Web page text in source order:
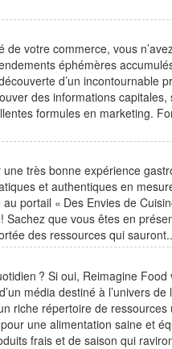
votre commerce, vous
éphémères
d’un incontournable
des informations capitales,
formules en marketing.
très bonne expérience
et authentiques en
portail « Des Envies de
que vous êtes en
des ressources qui
? Si oui, Reimagine
média destiné à l’univers de
riche répertoire de ressources
une alimentation saine et
frais et de saison qui